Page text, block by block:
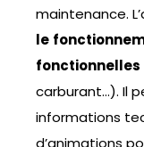
maintenance.
le
fonctionnelles
carburant…). Il
informations
d’animations